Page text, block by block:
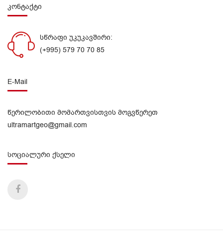
კონტაქტი
სწრაფი უკუკავშირი:
(+995) 579 70 70 85
E-Mail
წერილობითი მომართვისთვის მოგვწერეთ
ultramartgeo@gmail.com
სოციალური ქსელი